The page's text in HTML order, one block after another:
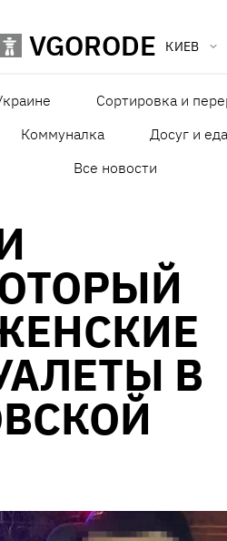
VGORODE КИЕВ
Сортировка и
Коммуналка Досуг и еда
Все новости
В